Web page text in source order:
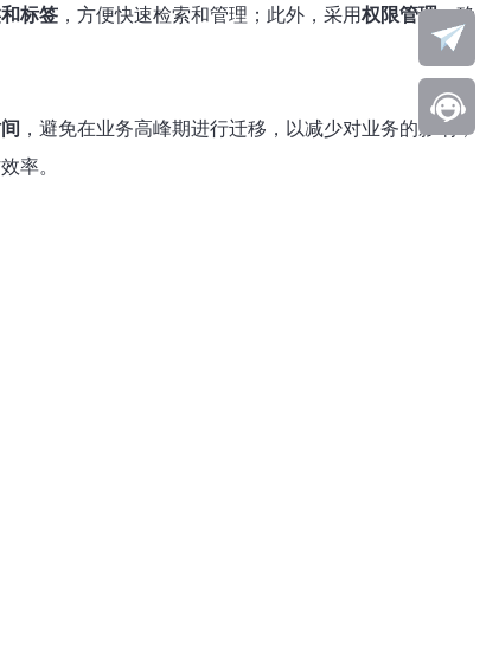
标签 ，方便快速检索和管理；此外，采用权限管理，确
，避免在业务高峰期进行迁移，以减少对业务的影响；
率。